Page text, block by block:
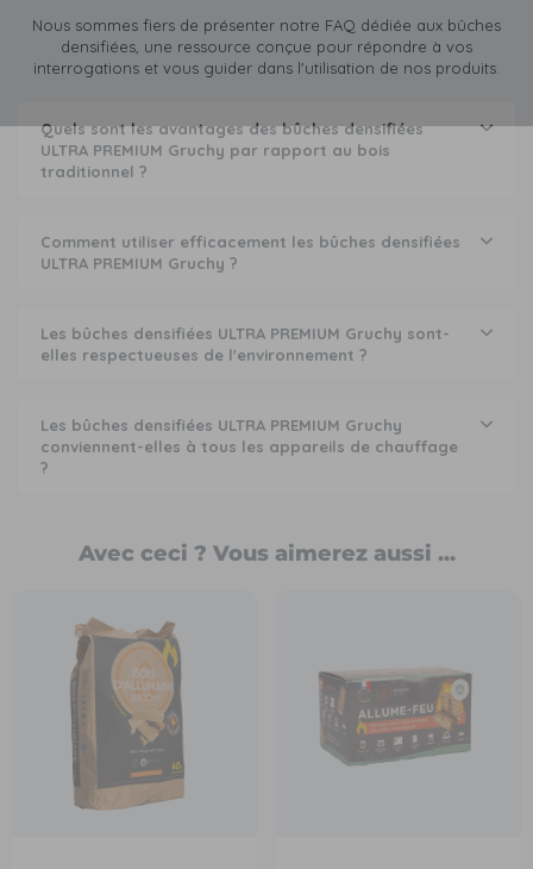
Nous sommes fiers de présenter notre FAQ dédiée aux bûches
densifiées, une ressource conçue pour répondre à vos
interrogations et vous guider dans l'utilisation de nos produits.
Quels sont les avantages des bûches densifiées
ULTRA PREMIUM Gruchy par rapport au bois
traditionnel ?
Comment utiliser efficacement les bûches densifiées
ULTRA PREMIUM Gruchy ?
Les bûches densifiées ULTRA PREMIUM Gruchy sont-
elles respectueuses de l'environnement ?
Les bûches densifiées ULTRA PREMIUM Gruchy
conviennent-elles à tous les appareils de chauffage
?
Avec ceci ? Vous aimerez aussi ...